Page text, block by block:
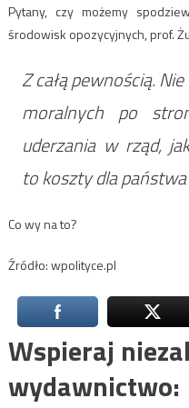
Pytany, czy możemy
środowisk opozycyjnych, prof.
Z całą pewnością.
moralnych po
uderzania w rząd,
to koszty dla
Co wy na to?
Źródło: wpolityce.pl
Wspieraj
wydawnictwo: